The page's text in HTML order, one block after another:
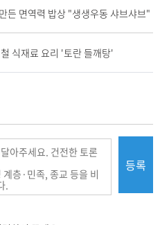
든 면역력 밥상 "생생우동 샤브샤브"
식재료 요리 '토란 들깨탕'
등록